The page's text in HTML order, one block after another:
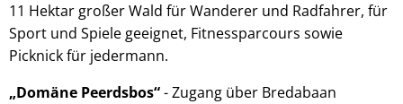
11 Hektar großer Wald für Wanderer und Radfahrer, für
Sport und Spiele geeignet, Fitnessparcours sowie
Picknick für jedermann.
„Domäne Peerdsbos“- Zugang über Bredabaan